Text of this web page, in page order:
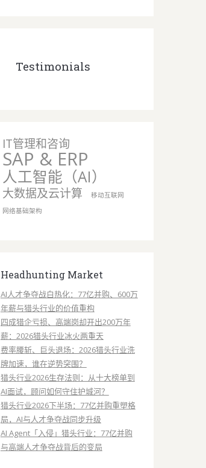
Testimonials
IT管理和咨询
SAP & ERP
人工智能（AI）
大数据及云计算
移动互联网
网络基础架构
Headhunting Market
AI人才争夺战白热化：77亿并购、600万
年薪与猎头行业的价值重构
四成猎企亏损、高端岗却开出200万年
薪：2026猎头行业冰火两重天
费率腰斩、巨头退场：2026猎头行业洗
牌加速，谁在逆势突围？
猎头行业2026生存法则：从十大榜单到
AI面试，顾问如何守住护城河？
猎头行业2026下半场：77亿并购重塑格
局，AI与人才争夺战同步升级
AI Agent「入侵」猎头行业：77亿并购
与高端人才争夺战背后的变局